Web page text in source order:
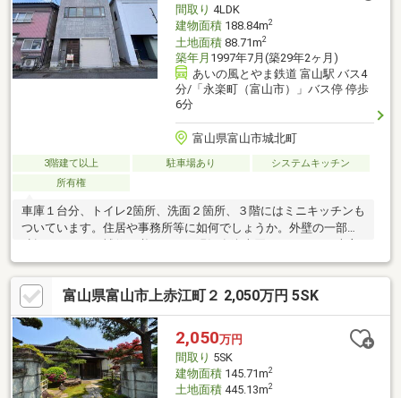
よりお問い合わせください。
間取り 4LDK
建物面積188.84m2
土地面積88.71m2
築年月 1997年7月(築29年2ヶ月)
あいの風とやま鉄道 富山駅 バス4
分/「永楽町（富山市）」バス停 停歩
6分
富山県富山市城北町
3階建て以上 駐車場あり
システムキッチン
所有権
車庫１台分、トイレ2箇所、洗面２箇所、３階にはミニキッチンも
ついています。住居や事務所等に如何でしょうか。外壁の一部が
の契約不適合責任は免責となります。
富山県富山市上赤江町２ 2,050万円 5SK
2,050万円
間取り 5SK
建物面積145.71m2
土地面積445.13m2